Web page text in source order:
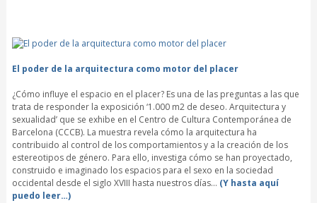
El poder de la arquitectura como motor del placer
¿Cómo influye el espacio en el placer? Es una de las preguntas a las que
trata de responder la exposición ‘1.000 m2 de deseo. Arquitectura y
sexualidad’ que se exhibe en el Centro de Cultura Contemporánea de
Barcelona (CCCB). La muestra revela cómo la arquitectura ha
contribuido al control de los comportamientos y a la creación de los
estereotipos de género. Para ello, investiga cómo se han proyectado,
construido e imaginado los espacios para el sexo en la sociedad
occidental desde el siglo XVIII hasta nuestros días… (Y hasta aquí
puedo leer…)